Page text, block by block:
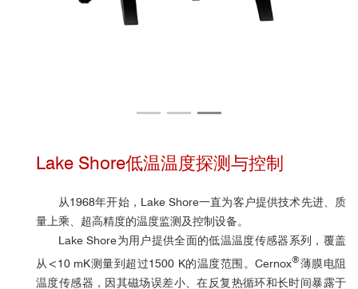
Lake Shore低温温度探测与控制
从1968年开始，Lake Shore一直为客户提供技术先进、质
量上乘、超高精度的温度监测及控制设备。
Lake Shore为用户提供全面的低温温度传感器系列，覆盖
从<10 mK测量到超过1500 K的温度范围。Cernox®薄膜电阻
温度传感器，因其磁场误差小、在反复热循环和长时间暴露于